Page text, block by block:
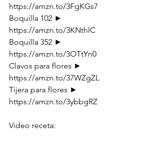
https://amzn.to/3FgKGs7
Boquilla 102 ►
https://amzn.to/3KNthIC
Boquilla 352 ►
https://amzn.to/3OTtYn0
Clavos para flores ►
https://amzn.to/37WZgZL
Tijera para flores ►
https://amzn.to/3ybbgRZ
Video receta: